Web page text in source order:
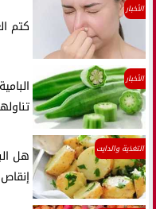
الأخبار
كتم
الأخبار
التغذية والدايت
هل